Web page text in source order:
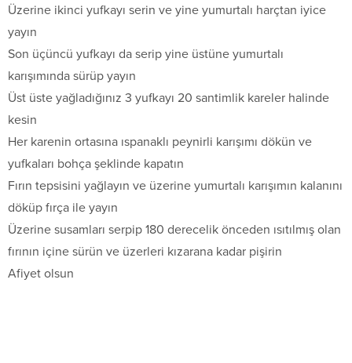
Üzerine ikinci yufkayı serin ve yine yumurtalı harçtan iyice
yayın
Son üçüncü yufkayı da serip yine üstüne yumurtalı
karışımında sürüp yayın
Üst üste yağladığınız 3 yufkayı 20 santimlik kareler halinde
kesin
Her karenin ortasına ıspanaklı peynirli karışımı dökün ve
yufkaları bohça şeklinde kapatın
Fırın tepsisini yağlayın ve üzerine yumurtalı karışımın kalanını
döküp fırça ile yayın
Üzerine susamları serpip 180 derecelik önceden ısıtılmış olan
fırının içine sürün ve üzerleri kızarana kadar pişirin
Afiyet olsun